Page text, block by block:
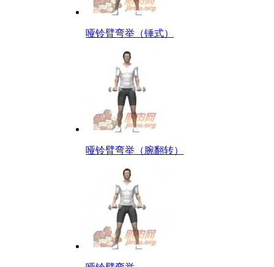
哑铃臂弯举（锤式）
哑铃臂弯举（腕翻转）